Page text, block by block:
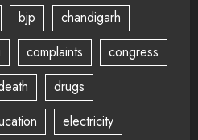
bjp
chandigarh
complaints
congress
drugs
electricity